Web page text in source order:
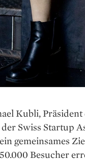
Kubli,
Swiss Startup
gemeinsames
Besucher